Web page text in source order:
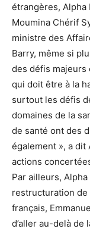
étrangères, Alpha
Moumina Chérif
ministre des
Barry, même si
des défis majeurs
qui doit être à la
surtout les défis
domaines de la
de santé ont des
également », a dit
actions
Par ailleurs, Alpha
restructuration de
français,
d’aller au-delà